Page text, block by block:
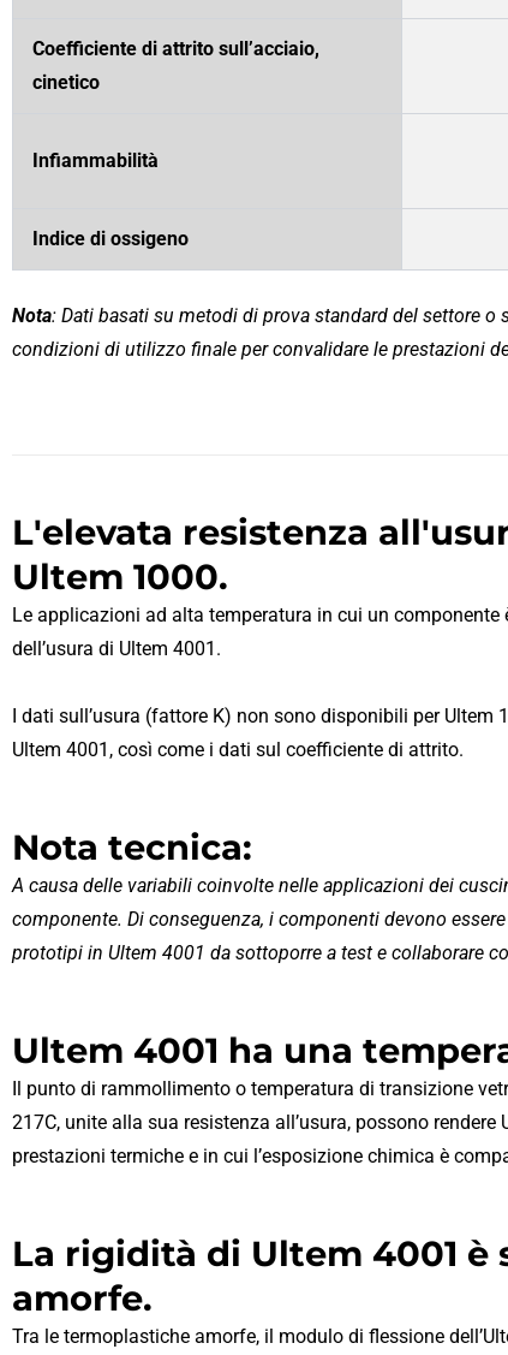
Coefficiente di attrito sull’acciaio,
cinetico
Infiammabilità
Indice di ossigeno
Nota: Dati basati su metodi di prova standard del settore
condizioni di utilizzo finale per convalidare le prestazioni
L'elevata resistenza
Ultem 1000.
Le applicazioni ad alta temperatura in cui un
dell’usura di Ultem 4001.
I dati sull’usura (fattore K) non sono disponibili per
Ultem 4001, così come i dati sul coefficiente di attrito.
Nota tecnica:
A causa delle variabili coinvolte nelle applicazioni dei
componente. Di conseguenza, i componenti devono
prototipi in Ultem 4001 da sottoporre a test e collaborare
Ultem 4001 ha una
Il punto di rammollimento o temperatura di transizione
217C, unite alla sua resistenza all’usura, possono
prestazioni termiche e in cui l’esposizione chimica è
La rigidità di Ultem 4001
amorfe.
Tra le termoplastiche amorfe, il modulo di flessione